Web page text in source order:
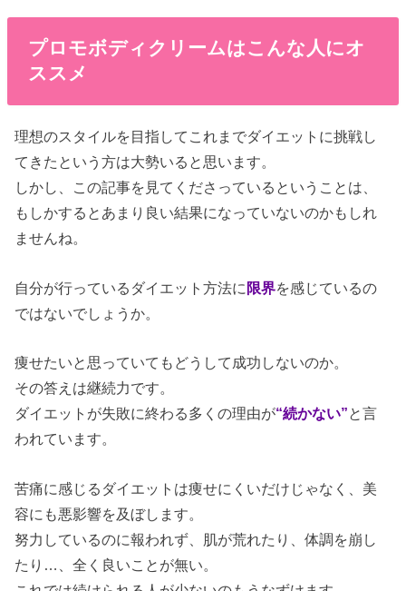
プロモボディクリームはこんな人にオ
ススメ
理想のスタイルを目指してこれまでダイエットに挑戦し
てきたという方は大勢いると思います。
しかし、この記事を見てくださっているということは、
もしかするとあまり良い結果になっていないのかもしれ
ませんね。
自分が行っているダイエット方法に 限界を感じているの
ではないでしょうか。
痩せたいと思っていてもどうして成功しないのか。
その答えは継続力です。
ダイエットが失敗に終わる多くの理由が“続かない”と言
われています。
苦痛に感じるダイエットは痩せにくいだけじゃなく、美
容にも悪影響を及ぼします。
努力しているのに報われず、肌が荒れたり、体調を崩し
たり…、全く良いことが無い。